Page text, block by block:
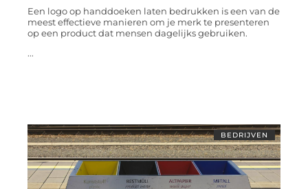
Een logo op handdoeken laten bedrukken is een van de
meest effectieve manieren om je merk te presenteren
op een product dat mensen dagelijks gebruiken.
...
BEDRIJVEN